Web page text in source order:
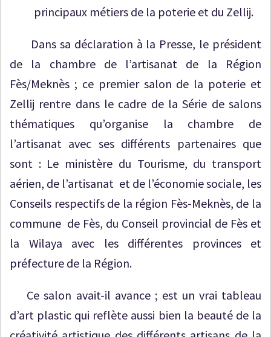
principaux métiers de la poterie et du Zellij.
Dans sa déclaration à la Presse, le président
de la chambre de l’artisanat de la Région
Fès/Meknès ; ce premier salon de la poterie et
Zellij rentre dans le cadre de la Série de salons
thématiques qu’organise la chambre de
l’artisanat avec ses différents partenaires que
sont : Le ministère du Tourisme, du transport
aérien, de l’artisanat et de l’économie sociale, les
Conseils respectifs de la région Fès-Meknès, de la
commune de Fès, du Conseil provincial de Fès et
la Wilaya avec les différentes provinces et
préfecture de la Région.
Ce salon avait-il avance ; est un vrai tableau
d’art plastic qui reflète aussi bien la beauté de la